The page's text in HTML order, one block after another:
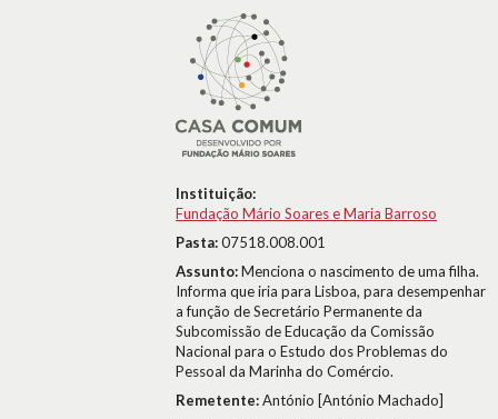
Instituição:
Fundação Mário Soares e Maria Barroso
Pasta:07518.008.001
Assunto:Menciona o nascimento de uma filha.
Informa que iria para Lisboa, para desempenhar
a função de Secretário Permanente da
Subcomissão de Educação da Comissão
Nacional para o Estudo dos Problemas do
Pessoal da Marinha do Comércio.
Remetente:António [António Machado]